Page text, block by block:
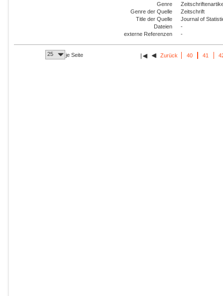
Genre
Genre der Quelle
Zeitschrift
Title der Quelle
Journal of
Dateien
-
externe Referenzen
-
25 je Seite Zurück 40 41